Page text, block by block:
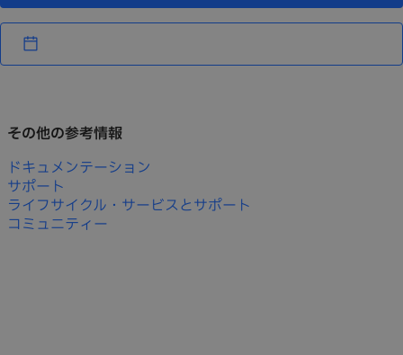
その他の参考情報
ドキュメンテーション
サポート
ライフサイクル・サービスとサポート
コミュニティー